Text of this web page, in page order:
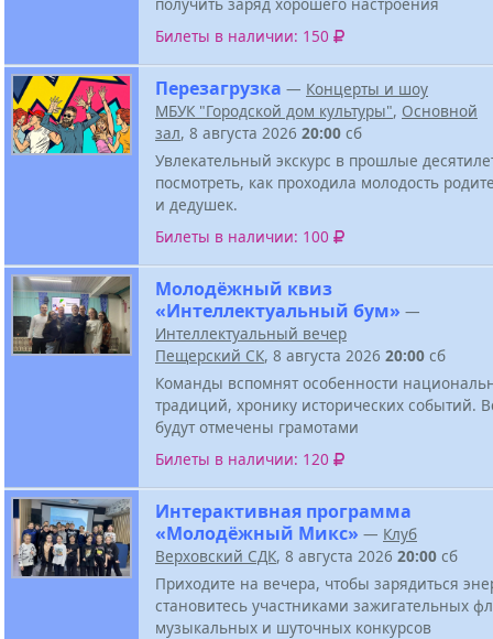
Билеты в наличии: 150
Перезагрузка — Концерты и шоу
МБУК "Городской дом культуры", Основной
зал, 8 августа 2026 20:00 сб
Увлекательный экскурс в прошлые
посмотреть, как проходила молодость
и дедушек.
Билеты в наличии: 100
Молодёжный квиз
«Интеллектуальный бум» —
Интеллектуальный вечер
Пещерский СК, 8 августа 2026 20:00 сб
Команды вспомнят особенности
традиций, хронику исторических событий.
будут отмечены грамотами
Билеты в наличии: 120
Интерактивная программа
«Молодёжный Микс» — Клуб
Верховский СДК, 8 августа 2026 20:00 сб
Приходите на вечера, чтобы зарядиться
становитесь участниками зажигательных
музыкальных и шуточных конкурсов